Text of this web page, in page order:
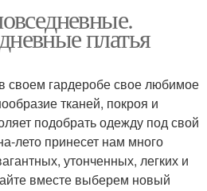
платья
своем гардеробе свое любимое
тканей, покроя и
подобрать одежду под свой
лето принесет нам много
утонченных, легких и
вместе выберем новый